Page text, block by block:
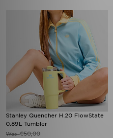
Stanley Quencher H.20 FlowState
0.89L Tumbler
Was€50,00